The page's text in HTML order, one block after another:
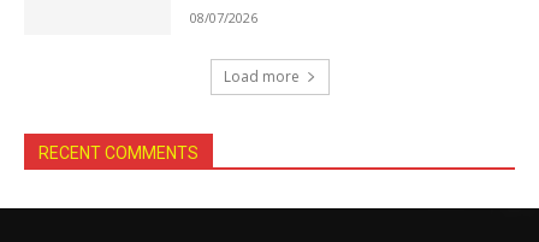
08/07/2026
Load more
RECENT COMMENTS